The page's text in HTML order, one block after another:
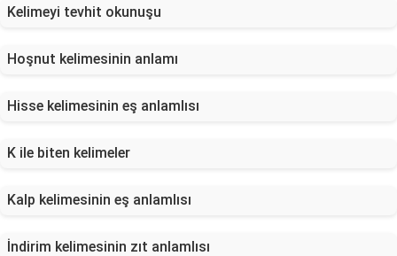
Kelimeyi tevhit okunuşu
Hoşnut kelimesinin anlamı
Hisse kelimesinin eş anlamlısı
K ile biten kelimeler
Kalp kelimesinin eş anlamlısı
İndirim kelimesinin zıt anlamlısı